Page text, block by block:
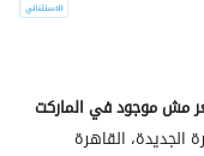
مش موجود في الماركت
الجديدة، القاهرة